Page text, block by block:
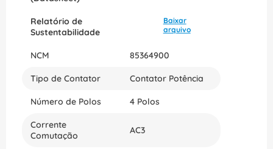
Relatório de
Sustentabilidade
Baixar
arquivo
NCM 85364900
Tipo de Contator Contator Potência
Número de Polos 4 Polos
Corrente
Comutação
AC3